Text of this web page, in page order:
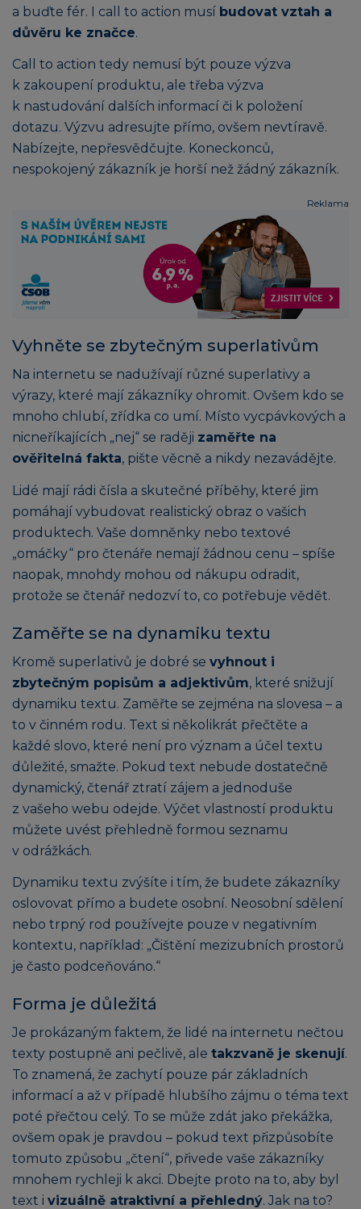
a buďte fér. I call to action musí budovat vztah a
důvěru ke značce.
Call to action tedy nemusí být pouze výzva
k zakoupení produktu, ale třeba výzva
k nastudování dalších informací či k položení
dotazu. Výzvu adresujte přímo, ovšem nevtíravě.
Nabízejte, nepřesvědčujte. Koneckonců,
nespokojený zákazník je horší než žádný zákazník.
Reklama
Vyhněte se zbytečným superlativům
Na internetu se nadužívají různé superlativy a
výrazy, které mají zákazníky ohromit. Ovšem kdo se
mnoho chlubí, zřídka co umí. Místo vycpávkových a
nicneříkajících „nej“ se raději zaměřte na
ověřitelná fakta, pište věcně a nikdy nezavádějte.
Lidé mají rádi čísla a skutečné příběhy, které jim
pomáhají vybudovat realistický obraz o vašich
produktech. Vaše domněnky nebo textové
„omáčky“ pro čtenáře nemají žádnou cenu – spíše
naopak, mnohdy mohou od nákupu odradit,
protože se čtenář nedozví to, co potřebuje vědět.
Zaměřte se na dynamiku textu
Kromě superlativů je dobré se vyhnout i
zbytečným popisům a adjektivům, které snižují
dynamiku textu. Zaměřte se zejména na slovesa – a
to v činném rodu. Text si několikrát přečtěte a
každé slovo, které není pro význam a účel textu
důležité, smažte. Pokud text nebude dostatečně
dynamický, čtenář ztratí zájem a jednoduše
z vašeho webu odejde. Výčet vlastností produktu
můžete uvést přehledně formou seznamu
v odrážkách.
Dynamiku textu zvýšíte i tím, že budete zákazníky
oslovovat přímo a budete osobní. Neosobní sdělení
nebo trpný rod používejte pouze v negativním
kontextu, například: „Čištění mezizubních prostorů
je často podceňováno.“
Forma je důležitá
Je prokázaným faktem, že lidé na internetu nečtou
texty postupně ani pečlivě, ale takzvaně je skenují.
To znamená, že zachytí pouze pár základních
informací a až v případě hlubšího zájmu o téma text
poté přečtou celý. To se může zdát jako překážka,
ovšem opak je pravdou – pokud text přizpůsobíte
tomuto způsobu „čtení“, přivede vaše zákazníky
mnohem rychleji k akci. Dbejte proto na to, aby byl
text i vizuálně atraktivní a přehledný. Jak na to?